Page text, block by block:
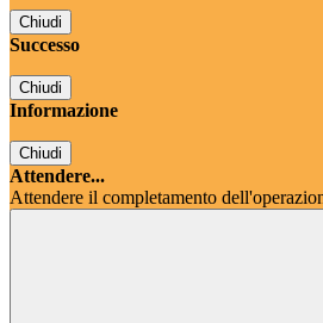
Chiudi
Successo
Chiudi
Informazione
Chiudi
Attendere...
Attendere il completamento